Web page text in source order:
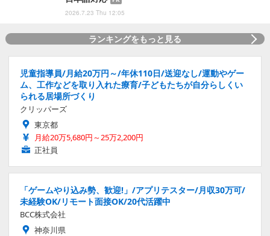
2026.7.23 Thu 12:05
ランキングをもっと見る
児童指導員/月給20万円～/年休110日/送迎なし/運動やゲー
ム、工作などを取り入れた療育/子どもたちが自分らしくい
られる居場所づくり
クリッパーズ
東京都
月給20万5,680円～25万2,200円
正社員
「ゲームやり込み勢、歓迎!」/アプリテスター/月収30万可/
未経験OK/リモート面接OK/20代活躍中
BCC株式会社
神奈川県